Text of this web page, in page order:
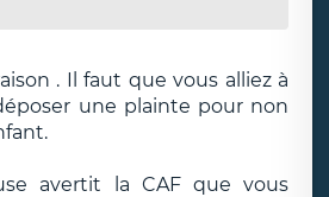
. Il faut que vous alliez à
une plainte pour non
avertit la CAF que vous